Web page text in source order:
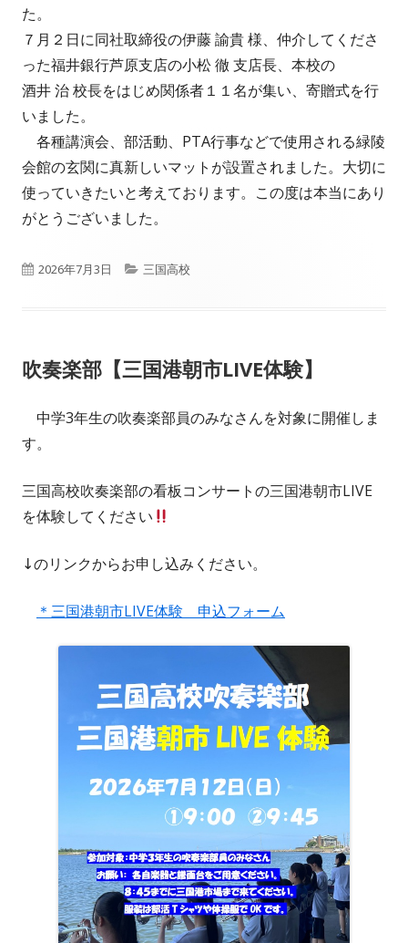
た。
７月２日に同社取締役の伊藤 諭貴 様、仲介してくださ
った福井銀行芦原支店の小松 徹 支店長、本校の
酒井 治 校長をはじめ関係者１１名が集い、寄贈式を行
いました。
各種講演会、部活動、PTA行事などで使用される緑陵
会館の玄関に真新しいマットが設置されました。大切に
使っていきたいと考えております。この度は本当にあり
がとうございました。
公
2026年7月3日
カ
リ
三国高校
吹奏楽部【三国港朝市LIVE体験】
中学3年生の吹奏楽部員のみなさんを対象に開催しま
す。
三国高校吹奏楽部の看板コンサートの三国港朝市LIVE
を体験してください
↓のリンクからお申し込みください。
＊三国港朝市LIVE体験 申込フォーム